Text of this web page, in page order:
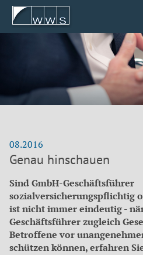
08.2016
Genau hinschauen
Sind GmbH-Geschäftsführer
sozialversicherungspflichtig
ist nicht immer eindeutig -
Geschäftsführer zugleich
Be­troffene vor
schützen können, erfahren